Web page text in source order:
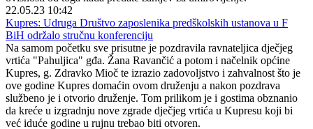
22.05.23 10:42
Kupres: Udruga Društvo zaposlenika predškolskih ustanova u F
BiH održalo stručnu konferenciju
Na samom početku sve prisutne je pozdravila ravnateljica dječjeg
vrtića "Pahuljica" gđa. Žana Ravančić a potom i načelnik općine
Kupres, g. Zdravko Mioč te izrazio zadovoljstvo i zahvalnost što je
ove godine Kupres domaćin ovom druženju a nakon pozdrava
službeno je i otvorio druženje. Tom prilikom je i gostima obznanio
da kreće u izgradnju nove zgrade dječjeg vrtića u Kupresu koji bi
već iduće godine u rujnu trebao biti otvoren.